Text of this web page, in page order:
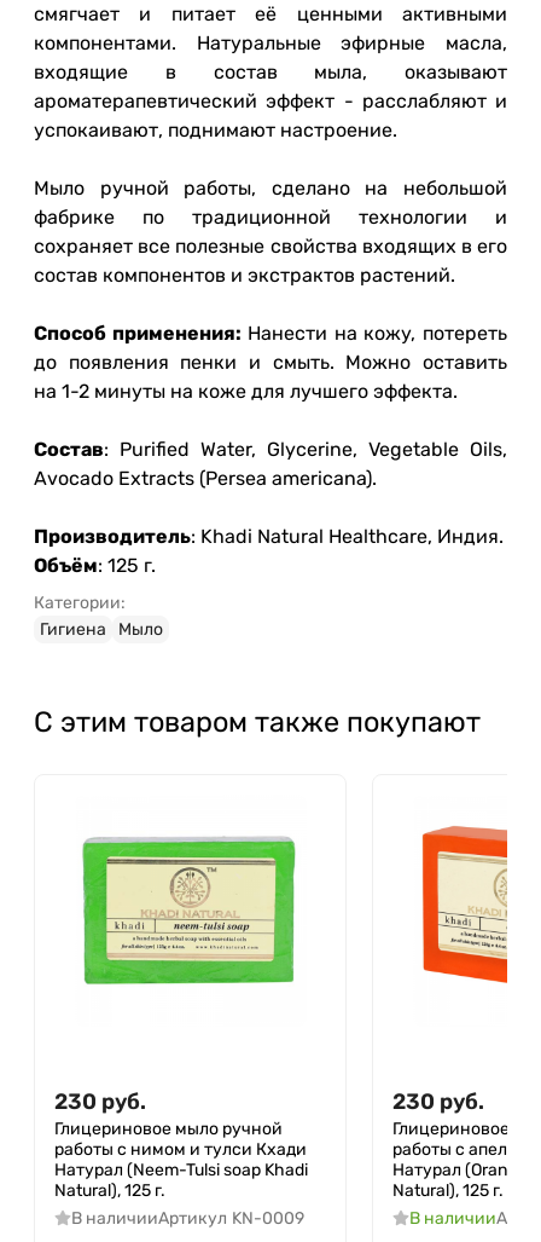
смягчает и питает её ценными активными
компонентами. Натуральные эфирные масла,
входящие в состав мыла, оказывают
ароматерапевтический эффект - расслабляют и
успокаивают, поднимают настроение.
Мыло ручной работы, сделано на небольшой
фабрике по традиционной технологии и
сохраняет все полезные свойства входящих в его
состав компонентов и экстрактов растений.
Способ применения: Нанести на кожу, потереть
до появления пенки и смыть. Можно оставить
на 1-2 минуты на коже для лучшего эффекта.
Состав: Purified Water, Glycerine, Vegetable Oils,
Avocado Extracts (Persea americana).
Производитель: Khadi Natural Healthcare, Индия.
Объём: 125 г.
Категории:
Гигиена
Мыло
С этим товаром также покупают
230 руб.
Глицериновое мыло ручной
работы с нимом и тулси Кхади
Натурал (Neem-Tulsi soap Khadi
Natural), 125 г.
В наличииАртикул KN-0009
230 руб.
Глицериновое
работы с
Натурал (Orange
Natural), 125 г.
В наличии